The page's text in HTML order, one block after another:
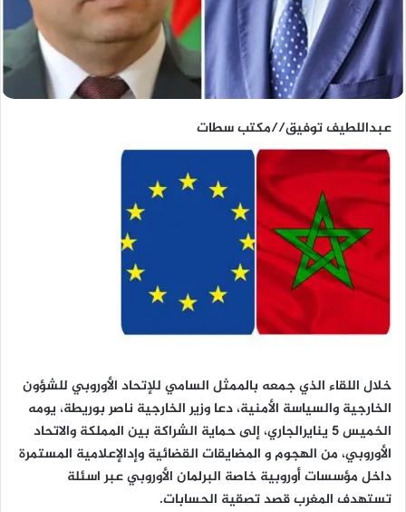
عبداللطيف توفيق//مكتب سطات
خلال اللقاء الذي جمعه بالممثل السامي للإتحاد الأوروبي للشؤون
الخارجية والسياسة الأمنية، دعا وزير الخارجية ناصر بوريطة، يومه
الخميس 5 ينايرالجاري، إلى حماية الشراكة بين المملكة والاتحاد
الأوروبي، من الهجوم و المضايقات القضائية وإدالإعلامية المستمرة
داخل مؤسسات أوروبية خاصة البرلمان الأوروبي عبر اسئلة
تستهدف المغرب قصد تصقية الحسابات.